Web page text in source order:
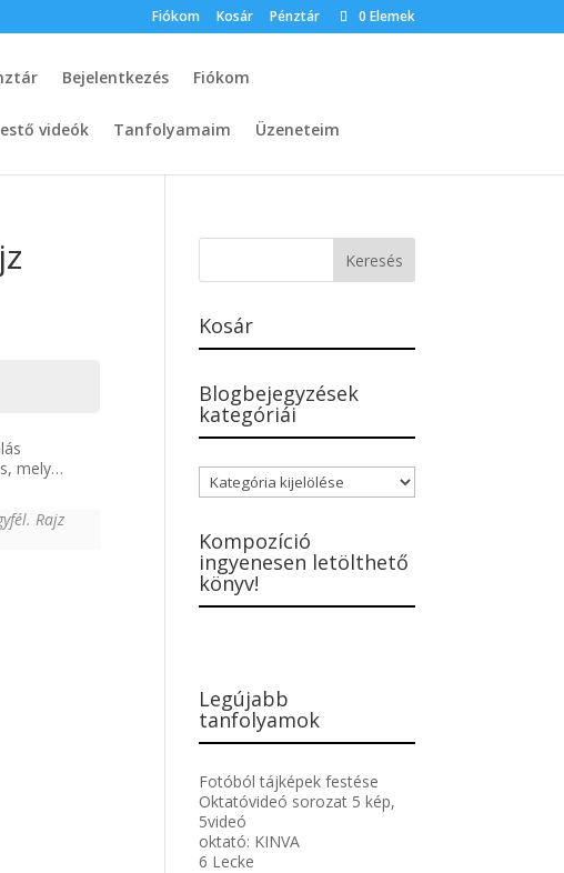
Fiókom Kosár Pénztár 0 Elemek
Bejelentkezés Fiókom
videók Tanfolyamaim Üzeneteim
mely…
Rajz
Kosár
Blogbejegyzések
kategóriái
Blogbejegyzések
kategóriái
Kompozíció
ingyenesen letölthető
könyv!
Legújabb
tanfolyamok
Fotóból tájképek festése
Oktatóvideó sorozat 5 kép,
5videó
oktató: KINVA
6 Lecke